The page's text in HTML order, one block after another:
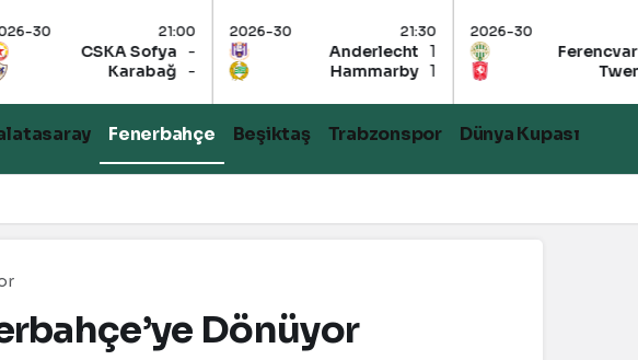
21:00 2026-30 21:30
Anderlecht
Hammarby
2026-30 21:30
Ferencvaros
Twente
Fenerbahçe Beşiktaş Trabzonspor Dünya Kupası
Dönüyor